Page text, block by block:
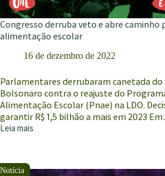
Congresso derruba veto e abre caminho
alimentação escolar
16 de dezembro de 2022
Parlamentares derrubaram canetada
Bolsonaro contra o reajuste do
Alimentação Escolar (Pnae) na LDO.
garantir R$ 1,5 bilhão a mais em 2023
Leia mais
Congresso
e